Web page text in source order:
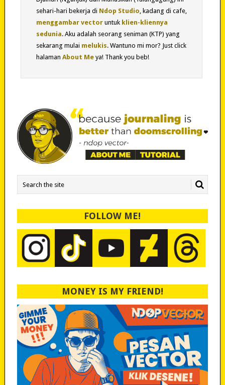
sehari-hari bekerja di Ndop Studio , kadang di cafe,
menggambar vectoruntuk klien-kliennya
sedunia. Aku adalah seorang seniman (KTP) yang
sekarang mulai melukis. Wantuno mi mor? Just click
halaman About Meya! Thank you beb!
FOLLOW ME!
MONEY IS MY FRIEND!